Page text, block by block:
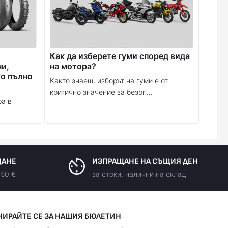
пълно
в
Как да изберете гуми според вида
на мотора?
Както знаеш, изборът на гуми е от
критично значение за безоп...
€
ИЗПРАЩАНЕ НА СЪЩИЯ ДЕН
за стоки, налични на склад
СЕ ЗА НАШИЯ БЮЛЕТИН